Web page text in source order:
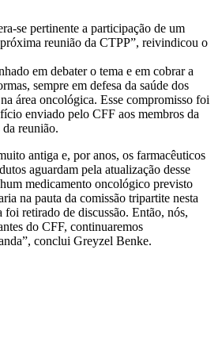
se pertinente a participação de um
reunião da CTPP”, reivindicou o
em debater o tema e em cobrar a
sempre em defesa da saúde dos
área oncológica. Esse compromisso foi
enviado pelo CFF aos membros da
reunião.
antiga e, por anos, os farmacêuticos
aguardam pela atualização desse
medicamento oncológico previsto
na pauta da comissão tripartite nesta
foi retirado de discussão. Então, nós,
do CFF, continuaremos
conclui Greyzel Benke.